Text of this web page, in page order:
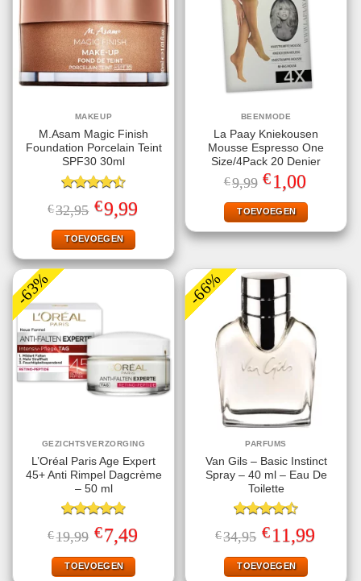
MAKEUP
M.Asam Magic Finish
Foundation Porcelain Teint
SPF30 30ml
Gewaardeerd
4.50uit 5
€32,95 Oorspronkelijke
prijs
was:
€32,95.
€9,99Huidige
prijs
TOEVOEGEN
BEENMODE
La Paay Kniekousen
Mousse Espresso One
Size/4Pack 20 Denier
€9,99 Oorspronkelijke
prijs
was:
€9,99.
€1,00
is:
€1,00.
TOEVOEGEN
-63%
GEZICHTSVERZORGING
L’Oréal Paris Age Expert
45+ Anti Rimpel Dagcrème
– 50 ml
Gewaardeerd
4.80uit 5
€19,99 Oorspronkelijke
prijs
was:
€19,99.
€7,49Huidige
prijs
TOEVOEGEN
-66%
PARFUMS
Van Gils – Basic Instinct
Spray – 40 ml – Eau De
Toilette
Gewaardeerd
4.50uit 5
€34,95 Oorspronkelijke
prijs
was:
€34,95.
€11,99Huidige
prijs
TOEVOEGEN